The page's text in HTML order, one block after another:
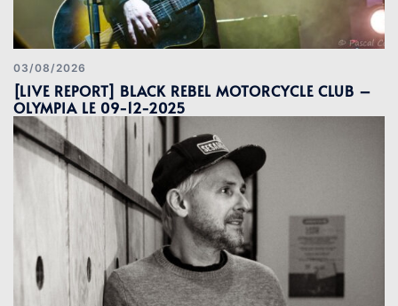
03/08/2026
[LIVE REPORT] BLACK REBEL MOTORCYCLE CLUB –
OLYMPIA LE 09-12-2025